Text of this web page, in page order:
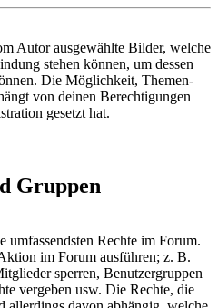
Autor ausgewählte Bilder, welche
stehen können, um dessen
Die Möglichkeit, Themen-
von deinen Berechtigungen
gesetzt hat.
Gruppen
umfassendsten Rechte im Forum.
im Forum ausführen; z. B.
sperren, Benutzergruppen
vergeben usw. Die Rechte, die